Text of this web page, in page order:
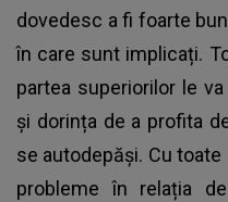
dovedesc a fi foarte
în care sunt implicați.
partea superiorilor le
și dorința de a profita
se autodepăși. Cu
probleme în relația